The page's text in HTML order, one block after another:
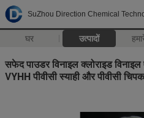
SuZhou Direction Chemical
घर उत्पादों
सफेद पाउडर विनाइल क्लोराइड
VYHH पीवीसी स्याही और पीवीसी